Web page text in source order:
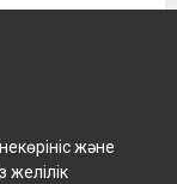
және
желілік